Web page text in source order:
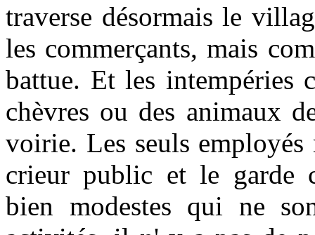
traverse désormais le
les commerçants, mais
battue. Et les intempéries
chèvres ou des animaux
voirie. Les seuls
crieur public et le garde
bien modestes qui ne